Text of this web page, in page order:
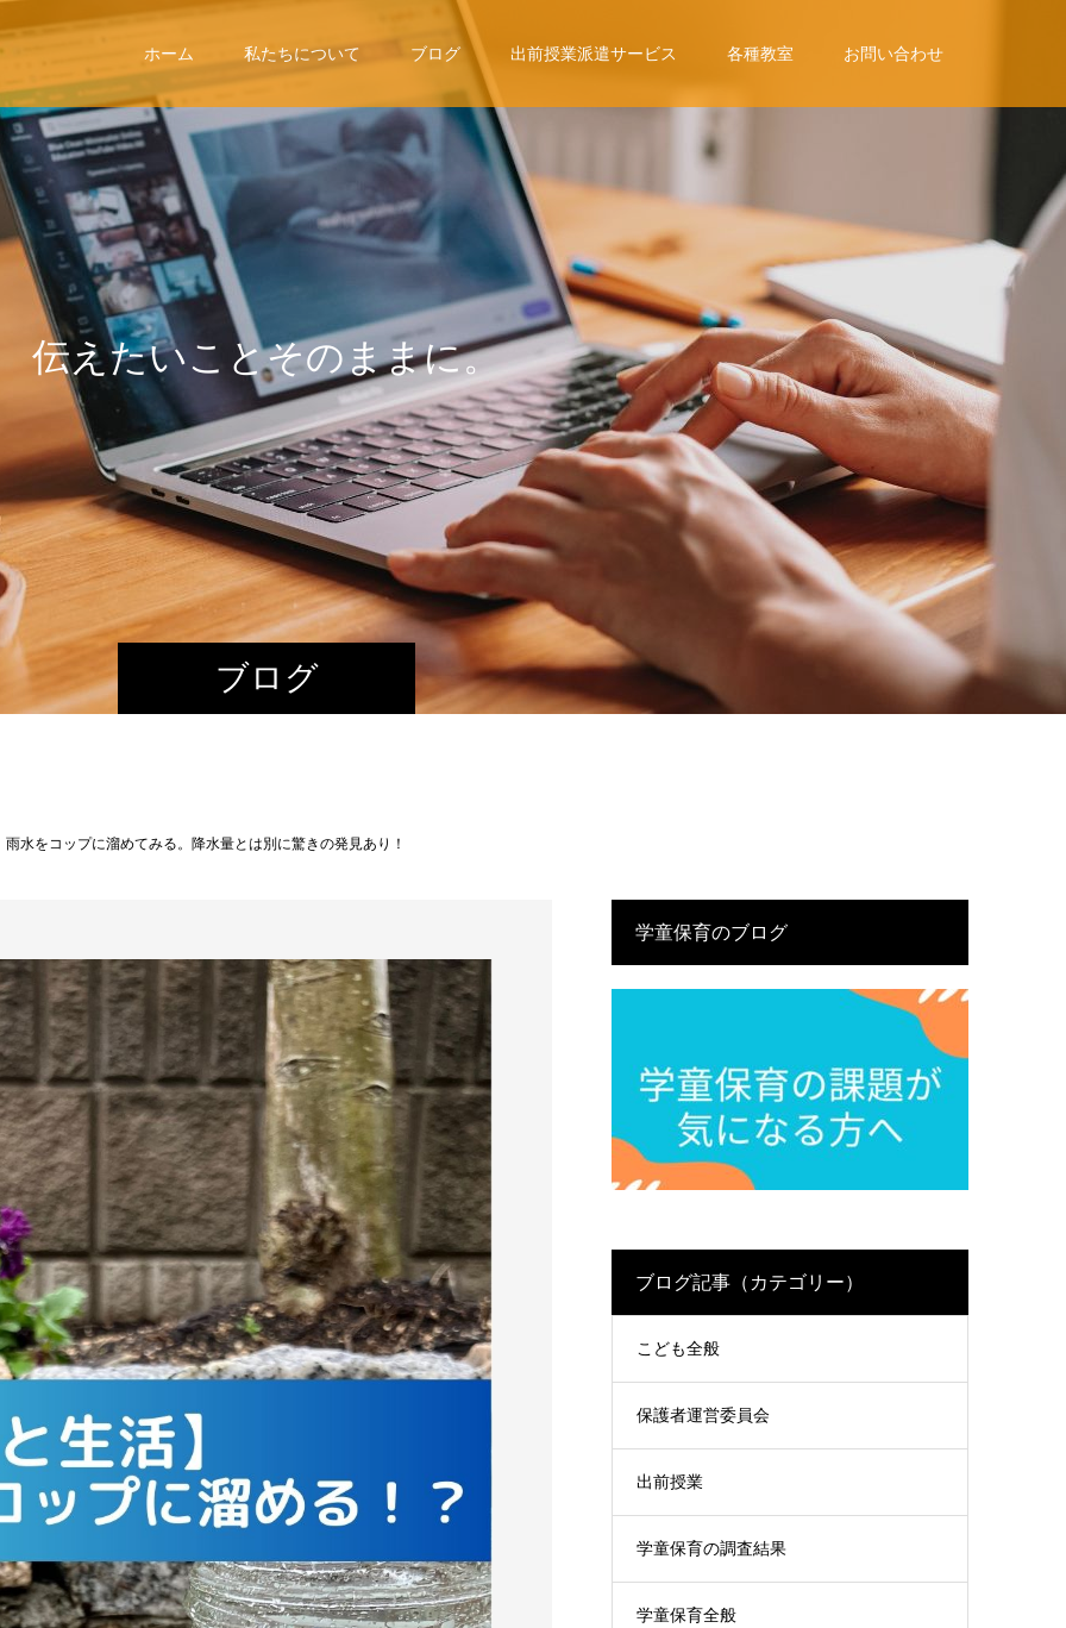
ホーム 私たちについて ブログ 出前授業派遣サービス 各種教室 お問い合わせ
ブログ
伝えたいこ とその ままに。
水をコップに溜めてみる。降水量とは別に驚きの発見あり！
学童保育のブログ
ブログ記事（カテゴリー）
こども全般
保護者運営委員会
出前授業
学童保育の調査結果
学童保育全般